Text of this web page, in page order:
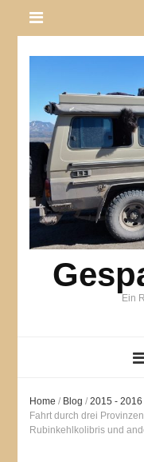
Ein
Home / Blog / 2015 -
Fahrt durch drei
Rubinkehlkolibris und